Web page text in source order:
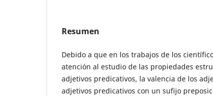
Resumen
Debido a que en los trabajos de los
atención al estudio de las propiedades
adjetivos predicativos, la valencia de los
adjetivos predicativos con un sufijo